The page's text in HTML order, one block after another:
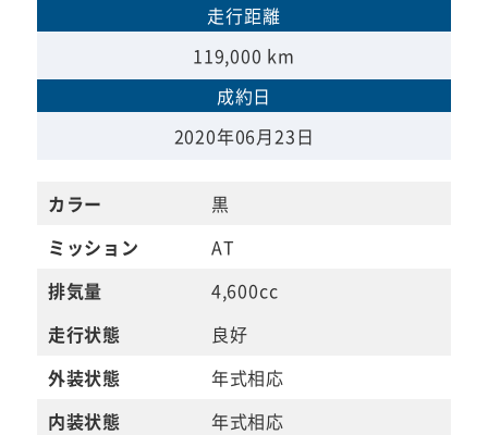
走行距離
119,000 km
成約日
2020年06月23日
カラー
黒
ミッション
AT
排気量
4,600cc
走行状態
良好
外装状態
年式相応
内装状態
年式相応